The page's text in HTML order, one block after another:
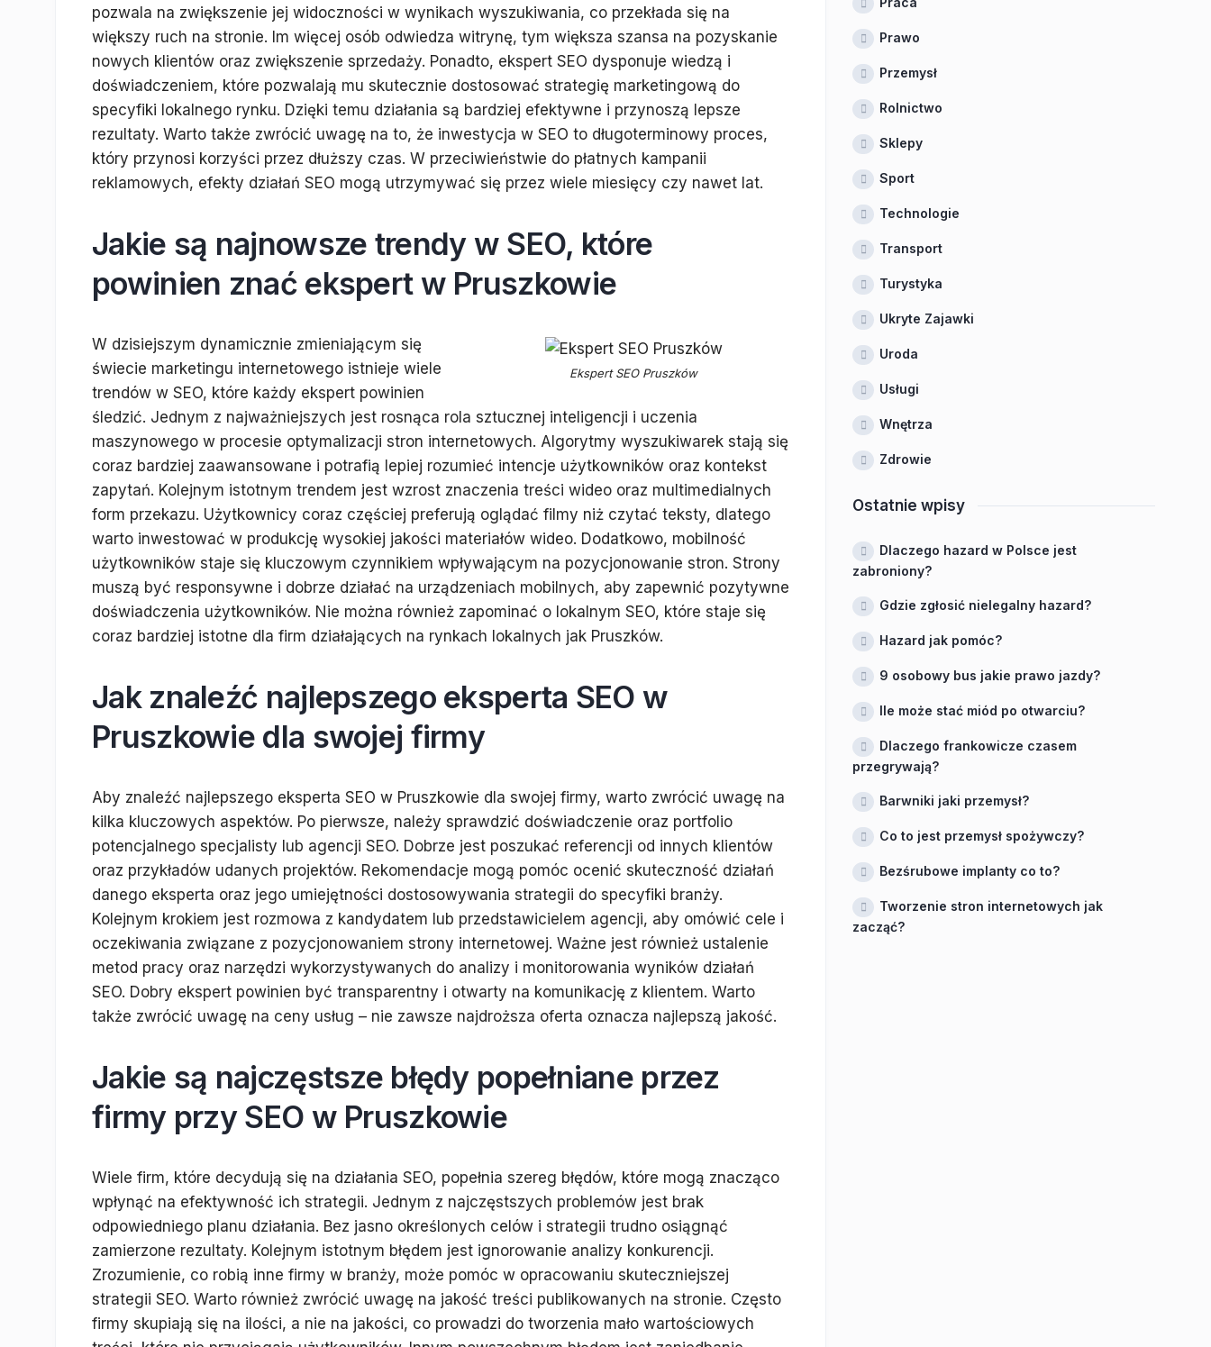
pozwala na zwiększenie jej widoczności w wynikach wyszukiwania, co przekłada się na
większy ruch na stronie. Im więcej osób odwiedza witrynę, tym większa szansa na pozyskanie
nowych klientów oraz zwiększenie sprzedaży. Ponadto, ekspert SEO dysponuje wiedzą i
doświadczeniem, które pozwalają mu skutecznie dostosować strategię marketingową do
specyfiki lokalnego rynku. Dzięki temu działania są bardziej efektywne i przynoszą lepsze
rezultaty. Warto także zwrócić uwagę na to, że inwestycja w SEO to długoterminowy proces,
który przynosi korzyści przez dłuższy czas. W przeciwieństwie do płatnych kampanii
reklamowych, efekty działań SEO mogą utrzymywać się przez wiele miesięcy czy nawet lat.
Jakie są najnowsze trendy w SEO, które
powinien znać ekspert w Pruszkowie
Ekspert SEO Pruszków
W dzisiejszym dynamicznie zmieniającym się
świecie marketingu internetowego istnieje wiele
trendów w SEO, które każdy ekspert powinien
śledzić. Jednym z najważniejszych jest rosnąca rola sztucznej inteligencji i uczenia
maszynowego w procesie optymalizacji stron internetowych. Algorytmy wyszukiwarek stają się
coraz bardziej zaawansowane i potrafią lepiej rozumieć intencje użytkowników oraz kontekst
zapytań. Kolejnym istotnym trendem jest wzrost znaczenia treści wideo oraz multimedialnych
form przekazu. Użytkownicy coraz częściej preferują oglądać filmy niż czytać teksty, dlatego
warto inwestować w produkcję wysokiej jakości materiałów wideo. Dodatkowo, mobilność
użytkowników staje się kluczowym czynnikiem wpływającym na pozycjonowanie stron. Strony
muszą być responsywne i dobrze działać na urządzeniach mobilnych, aby zapewnić pozytywne
doświadczenia użytkowników. Nie można również zapominać o lokalnym SEO, które staje się
coraz bardziej istotne dla firm działających na rynkach lokalnych jak Pruszków.
Jak znaleźć najlepszego eksperta SEO w
Pruszkowie dla swojej firmy
Aby znaleźć najlepszego eksperta SEO w Pruszkowie dla swojej firmy, warto zwrócić uwagę na
kilka kluczowych aspektów. Po pierwsze, należy sprawdzić doświadczenie oraz portfolio
potencjalnego specjalisty lub agencji SEO. Dobrze jest poszukać referencji od innych klientów
oraz przykładów udanych projektów. Rekomendacje mogą pomóc ocenić skuteczność działań
danego eksperta oraz jego umiejętności dostosowywania strategii do specyfiki branży.
Kolejnym krokiem jest rozmowa z kandydatem lub przedstawicielem agencji, aby omówić cele i
oczekiwania związane z pozycjonowaniem strony internetowej. Ważne jest również ustalenie
metod pracy oraz narzędzi wykorzystywanych do analizy i monitorowania wyników działań
SEO. Dobry ekspert powinien być transparentny i otwarty na komunikację z klientem. Warto
także zwrócić uwagę na ceny usług – nie zawsze najdroższa oferta oznacza najlepszą jakość.
Jakie są najczęstsze błędy popełniane przez
firmy przy SEO w Pruszkowie
Wiele firm, które decydują się na działania SEO, popełnia szereg błędów, które mogą znacząco
wpłynąć na efektywność ich strategii. Jednym z najczęstszych problemów jest brak
odpowiedniego planu działania. Bez jasno określonych celów i strategii trudno osiągnąć
zamierzone rezultaty. Kolejnym istotnym błędem jest ignorowanie analizy konkurencji.
Zrozumienie, co robią inne firmy w branży, może pomóc w opracowaniu skuteczniejszej
strategii SEO. Warto również zwrócić uwagę na jakość treści publikowanych na stronie. Często
firmy skupiają się na ilości, a nie na jakości, co prowadzi do tworzenia mało wartościowych
Prawo
Przemysł
Rolnictwo
Sklepy
Sport
Technologie
Transport
Turystyka
Ukryte Zajawki
Uroda
Usługi
Wnętrza
Zdrowie
Ostatnie wpisy
Dlaczego hazard w Polsce jest
zabroniony?
Gdzie zgłosić nielegalny hazard?
Hazard jak pomóc?
9 osobowy bus jakie prawo jazdy?
Ile może stać miód po otwarciu?
Dlaczego frankowicze czasem
przegrywają?
Barwniki jaki przemysł?
Co to jest przemysł spożywczy?
Bezśrubowe implanty co to?
Tworzenie stron internetowych jak
zacząć?